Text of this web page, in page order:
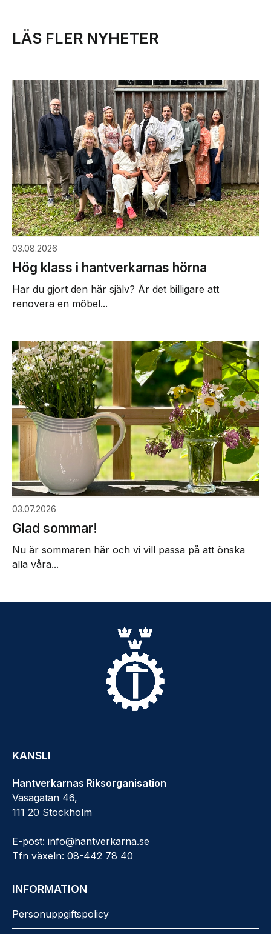
LÄS FLER NYHETER
03.08.2026
Hög klass i hantverkarnas hörna
Har du gjort den här själv? Är det billigare att
renovera en möbel...
03.07.2026
Glad sommar!
Nu är sommaren här och vi vill passa på att önska
alla våra...
KANSLI
Hantverkarnas Riksorganisation
Vasagatan 46,
111 20 Stockholm
E-post: info@hantverkarna.se
Tfn växeln: 08-442 78 40
INFORMATION
Personuppgiftspolicy